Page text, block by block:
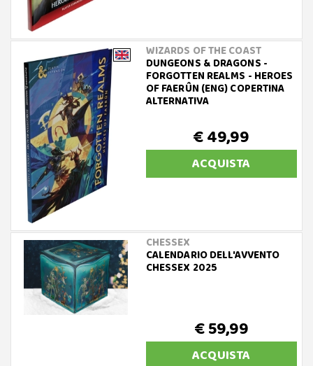
WIZARDS OF THE COAST
DUNGEONS & DRAGONS -
FORGOTTEN REALMS - HEROES
OF FAERÛN (ENG) COPERTINA
ALTERNATIVA
€ 49,99
ACQUISTA
CHESSEX
CALENDARIO DELL'AVVENTO
CHESSEX 2025
€ 59,99
ACQUISTA